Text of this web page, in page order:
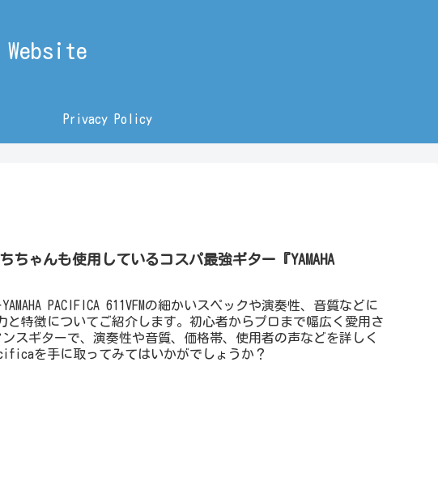
Privacy Policy
ちゃんも使用しているコスパ最強ギター『YAMAHA
PACIFICA 611VFMの細かいスペックや演奏性、音質などに
と特徴についてご紹介します。初心者からプロまで幅広く愛用さ
スギターで、演奏性や音質、価格帯、使用者の声などを詳しく
を手に取ってみてはいかがでしょうか？